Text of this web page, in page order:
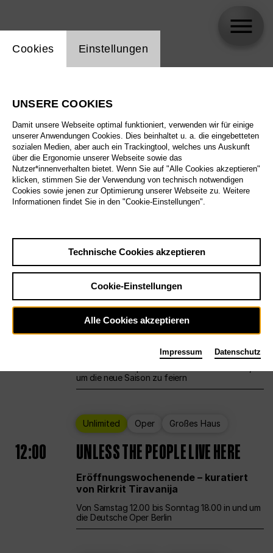
Alle Sparten
Alle Spielstätten
Alle Merkmale
Sa29.8.
Großes Haus
12:00 Eröffnungswochenende
um die neue Saison zu feiern
Unlimited Oper Großes Haus
12:00 UNLESS THE PEOPLE LIVE HERE
Eröffnungswochenende – kuratiert
von Rirkrit Tiravanija
Von Samstag 12.00 bis Sonntag 18.00 in und um
die Deutsche Oper Berlin
Einstellung Website Cookie
Cookies Einstellungen
UNSERE COOKIES
Damit unsere Webseite optimal funktioniert, verwenden wir für einige
unserer Anwendungen Cookies. Dies beinhaltet u. a. die eingebetteten
sozialen Medien, aber auch ein Trackingtool, welches uns Auskunft
über die Ergonomie unserer Webseite sowie das
Nutzer*innenverhalten bietet. Wenn Sie auf "Alle Cookies akzeptieren"
klicken, stimmen Sie der Verwendung von technisch notwendigen
Cookies sowie jenen zur Optimierung unserer Webseite zu. Weitere
Informationen findet Sie in den "Cookie-Einstellungen".
Technische Cookies akzeptieren
Cookie-Einstellungen
Alle Cookies akzeptieren
Impressum Datenschutz